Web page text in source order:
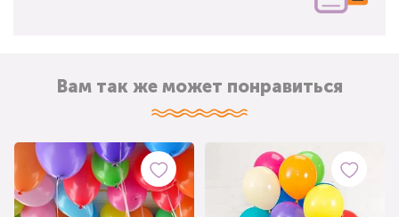
Вам так же может понравиться